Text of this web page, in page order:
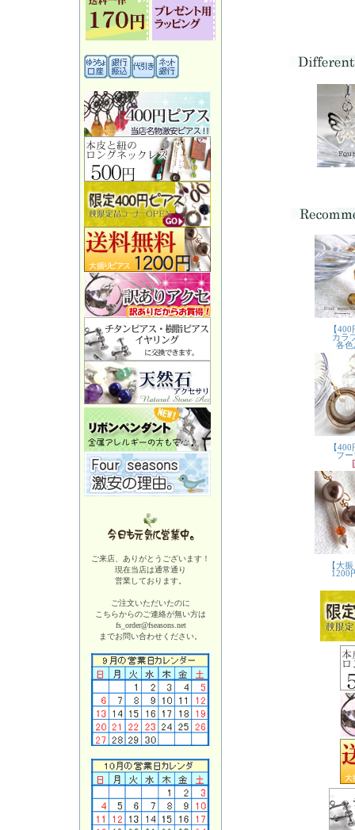
ご来店、ありがとうございます！
現在当店は通常通り
営業しております。
ご注文いただいたのに
こちらからのご連絡が無い方は
fs_order@fseasons.net
までお問い合わせください。